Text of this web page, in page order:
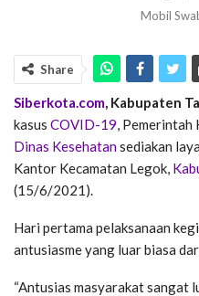
Mobil
Share
Siberkota.com, Kabupaten
kasus COVID-19, Pemerintah
Dinas Kesehatansediakan
Kantor Kecamatan Legok,
(15/6/2021).
Hari pertama pelaksanaan
antusiasme yang luar biasa
“Antusias masyarakat sangat